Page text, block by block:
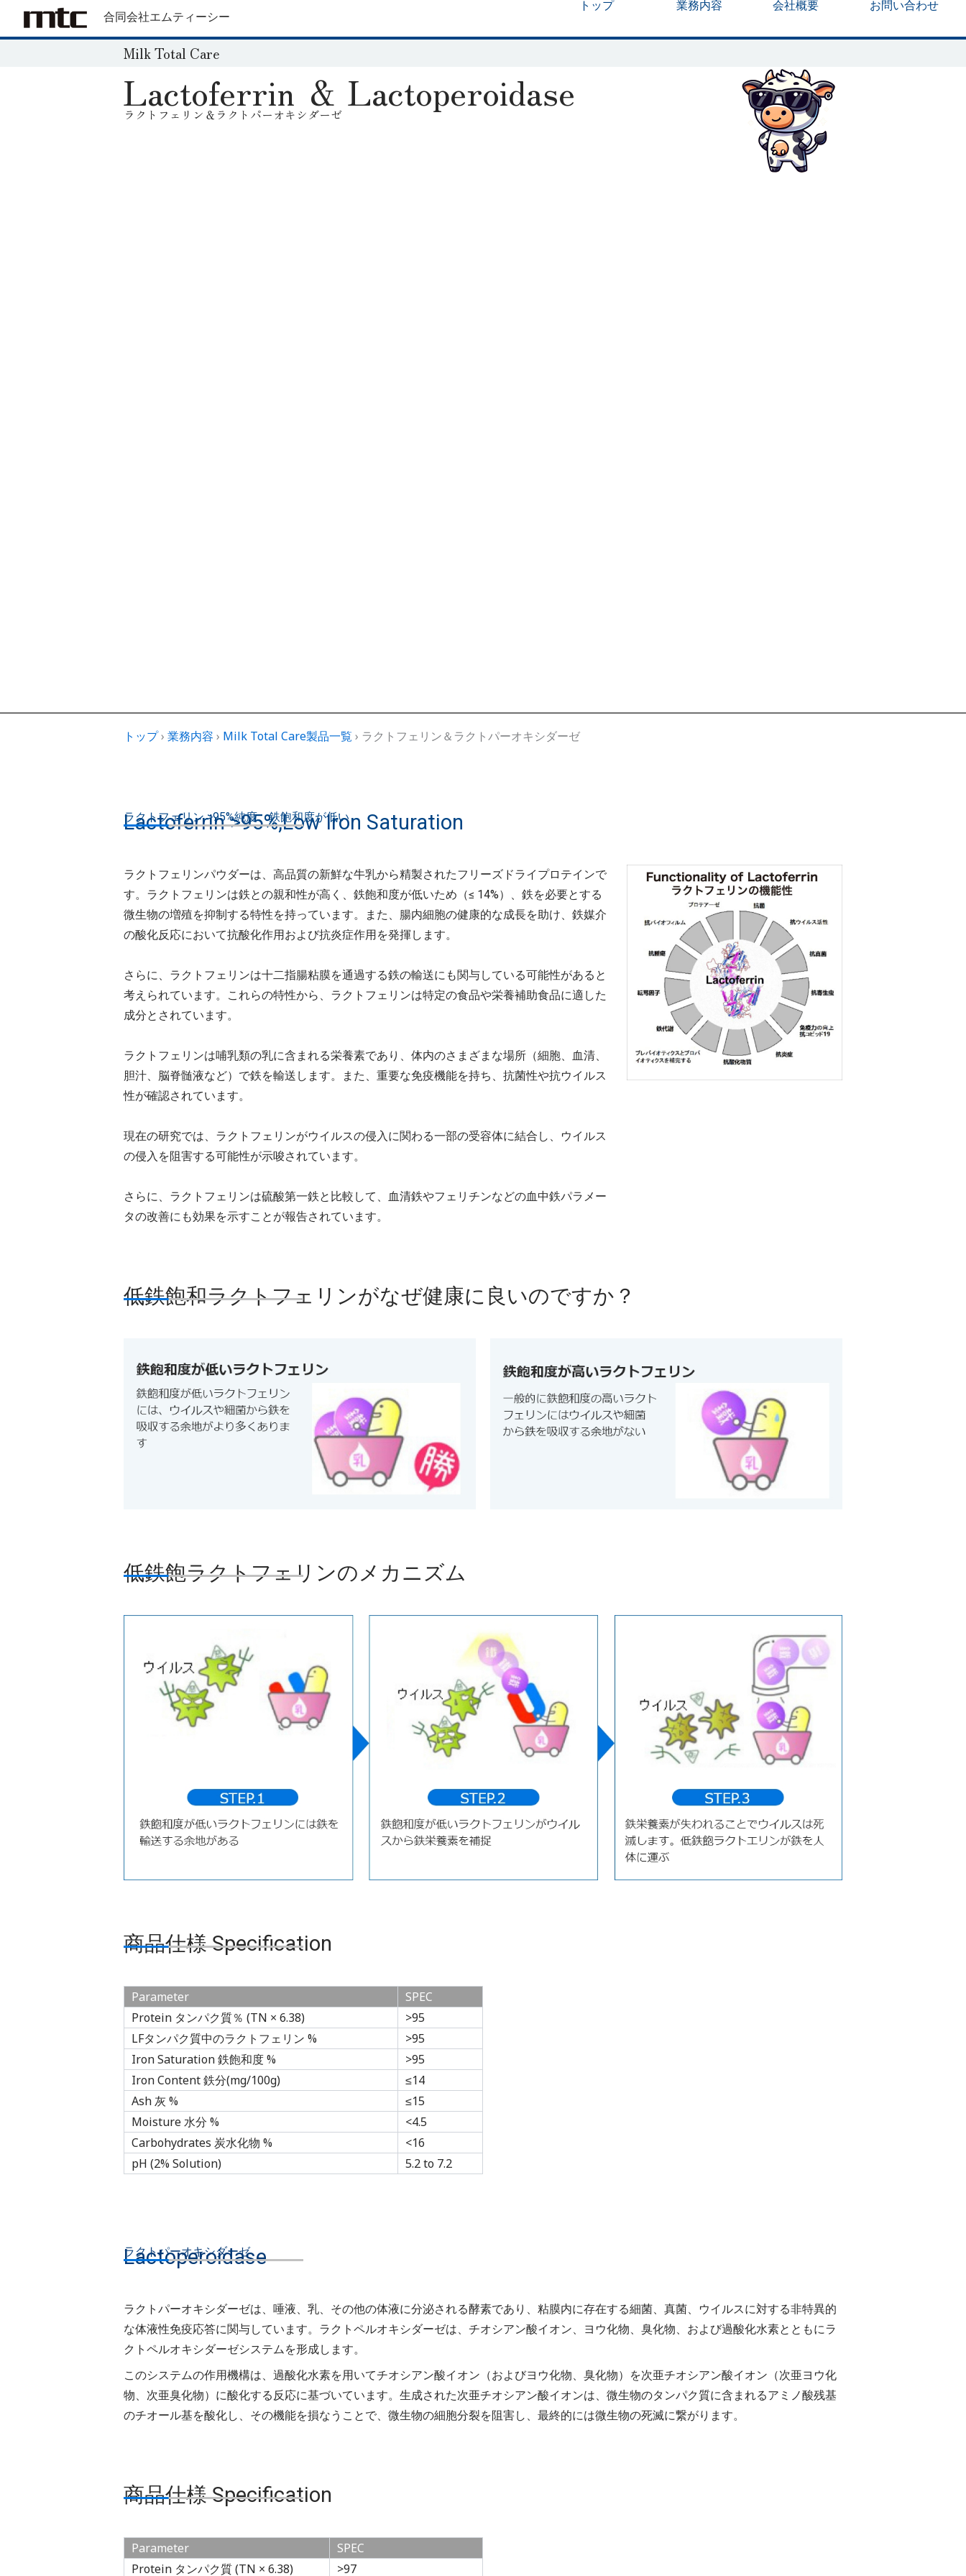
合同会社エムティーシー
トップ 業務内容 会社概要 お問い合わせ
Milk Total Care
Lactoferrin ＆ Lactoperoidase
ラクトフェリン＆ラクトパーオキシダーゼ
トップ› 業務内容 › Milk Total Care製品一覧 › ラクトフェリン＆ラクトパーオキシダーゼ
ラクトフェリン >95%純度、鉄飽和度が低い
Lactoferrin >95%,Low Iron Saturation
ラクトフェリンパウダーは、⾼品質の新鮮な⽜乳から精製されたフリーズドライプロテインで
す。ラクトフェリンは鉄との親和性が⾼く、鉄飽和度が低いため（≤ 14%）、鉄を必要とする
微⽣物の増殖を抑制する特性を持っています。また、腸内細胞の健康的な成⻑を助け、鉄媒介
の酸化反応において抗酸化作⽤および抗炎症作⽤を発揮します。
さらに、ラクトフェリンは⼗⼆指腸粘膜を通過する鉄の輸送にも関与している可能性があると
考えられています。これらの特性から、ラクトフェリンは特定の⾷品や栄養補助⾷品に適した
成分とされています。
ラクトフェリンは哺乳類の乳に含まれる栄養素であり、体内のさまざまな場所（細胞、⾎清、
胆汁、脳脊髄液など）で鉄を輸送します。また、重要な免疫機能を持ち、抗菌性や抗ウイルス
性が確認されています。
現在の研究では、ラクトフェリンがウイルスの侵⼊に関わる⼀部の受容体に結合し、ウイルス
の侵⼊を阻害する可能性が⽰唆されています。
さらに、ラクトフェリンは硫酸第⼀鉄と⽐較して、⾎清鉄やフェリチンなどの⾎中鉄パラメー
タの改善にも効果を⽰すことが報告されています。
低鉄飽和ラクトフェリンがなぜ健康に良いのですか？
低鉄飽ラクトフェリンのメカニズム
商品仕様 Specification
Parameter
SPEC
Protein タンパク質％ (TN × 6.38)
>95
LFタンパク質中のラクトフェリン %
>95
Iron Saturation 鉄飽和度 %
>95
Iron Content 鉄分(mg/100g)
≤14
Ash 灰 %
≤15
Moisture 水分 %
<4.5
Carbohydrates 炭水化物 %
<16
pH (2% Solution)
5.2 to 7.2
ラクトパーオキシダーゼ
Lactoperoidase
ラクトパーオキシダーゼは、唾液、乳、その他の体液に分泌される酵素であり、粘膜内に存在する細菌、真菌、ウイルスに対する⾮特異的
な体液性免疫応答に関与しています。ラクトペルオキシダーゼは、チオシアン酸イオン、ヨウ化物、臭化物、および過酸化⽔素とともにラ
クトペルオキシダーゼシステムを形成します。
このシステムの作⽤機構は、過酸化⽔素を⽤いてチオシアン酸イオン（およびヨウ化物、臭化物）を次亜チオシアン酸イオン（次亜ヨウ化
物、次亜臭化物）に酸化する反応に基づいています。⽣成された次亜チオシアン酸イオンは、微⽣物のタンパク質に含まれるアミノ酸残基
のチオール基を酸化し、その機能を損なうことで、微⽣物の細胞分裂を阻害し、最終的には微⽣物の死滅に繋がります。
商品仕様 Specification
Parameter
SPEC
Protein タンパク質 (TN × 6.38)
>97